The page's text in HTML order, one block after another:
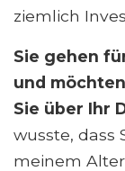
ziemlich
Sie gehen
und
Sie über Ihr
wusste, dass
meinem